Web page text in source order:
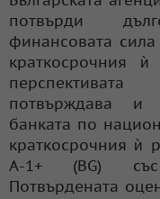
потвърди
финансовата
краткосрочния
потвърждава и
банката по
краткосрочния ѝ
А-1+ (BG) със
Потвърдената